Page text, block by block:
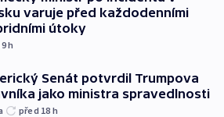
varuje před každodenními
útoky
9h
Senát potvrdil Trumpova
jako ministra spravedlnosti
před 18 h